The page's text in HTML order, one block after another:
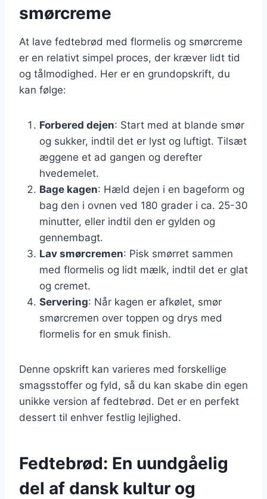
smørcreme
At lave fedtebrød med flormelis og smørcreme
er en relativt simpel proces, der kræver lidt tid
og tålmodighed. Her er en grundopskrift, du
kan følge:
Forbered dejen: Start med at blande smør
og sukker, indtil det er lyst og luftigt. Tilsæt
æggene et ad gangen og derefter
hvedemelet.
Bage kagen: Hæld dejen i en bageform og
bag den i ovnen ved 180 grader i ca. 25-30
minutter, eller indtil den er gylden og
gennembagt.
Lav smørcremen: Pisk smørret sammen
med flormelis og lidt mælk, indtil det er glat
og cremet.
Servering: Når kagen er afkølet, smør
smørcremen over toppen og drys med
flormelis for en smuk finish.
Denne opskrift kan varieres med forskellige
smagsstoffer og fyld, så du kan skabe din egen
unikke version af fedtebrød. Det er en perfekt
dessert til enhver festlig lejlighed.
Fedtebrød: En uundgåelig
del af dansk kultur og